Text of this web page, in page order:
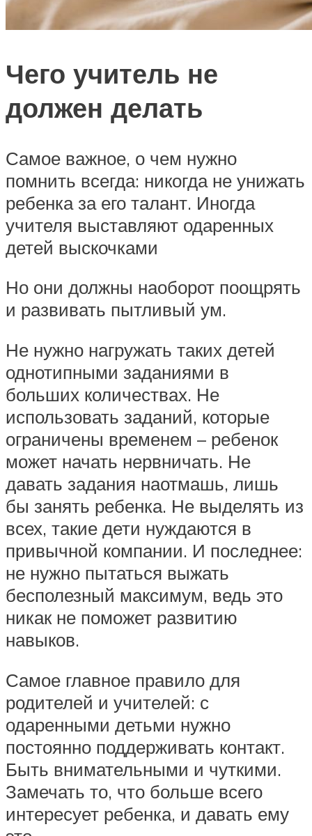
Чего учитель не
должен делать
Самое важное, о чем нужно
помнить всегда: никогда не унижать
ребенка за его талант. Иногда
учителя выставляют одаренных
детей выскочками
Но они должны наоборот поощрять
и развивать пытливый ум.
Не нужно нагружать таких детей
однотипными заданиями в
больших количествах. Не
использовать заданий, которые
ограничены временем – ребенок
может начать нервничать. Не
давать задания наотмашь, лишь
бы занять ребенка. Не выделять из
всех, такие дети нуждаются в
привычной компании. И последнее:
не нужно пытаться выжать
бесполезный максимум, ведь это
никак не поможет развитию
навыков.
Самое главное правило для
родителей и учителей: с
одаренными детьми нужно
постоянно поддерживать контакт.
Быть внимательными и чуткими.
Замечать то, что больше всего
интересует ребенка, и давать ему